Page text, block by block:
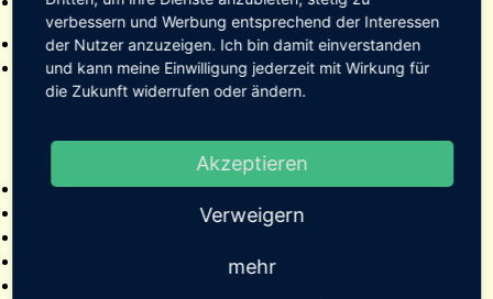
Startseite
Veranstaltungen
2022
2024
Bildergalerien
verbessern und Werbung entsprechend der Interessen
der Nutzer anzuzeigen. Ich bin damit einverstanden
und kann meine Einwilligung jederzeit mit Wirkung für
die Zukunft widerrufen oder ändern.
Akzeptieren
Verweigern
mehr